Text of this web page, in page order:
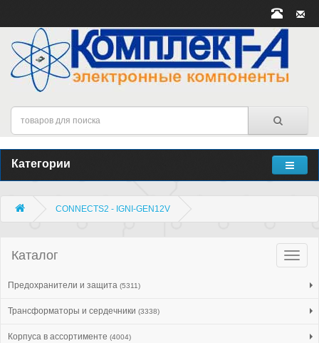
Категории
CONNECTS2 - IGNI-GEN12V
Каталог
Предохранители и защита (5311)
Трансформаторы и сердечники (3338)
Корпуса в ассортименте (4004)